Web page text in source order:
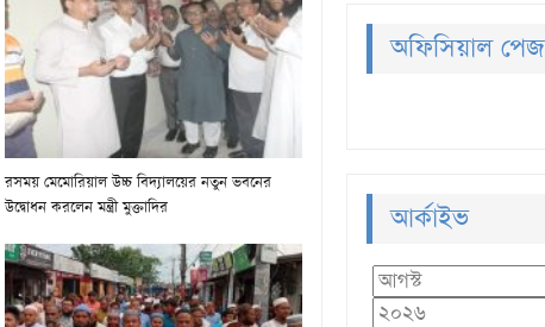
রসময় মেমোরিয়াল উচ্চ বিদ্যালয়ের নতুন ভবনের
উদ্বোধন করলেন মন্ত্রী মুক্তাদির
অফিসিয়াল পেজ
আর্কাইভ